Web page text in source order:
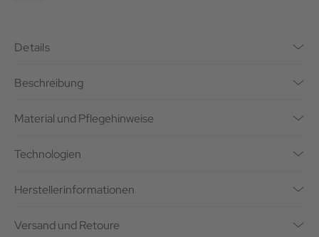
Details
Beschreibung
Material und Pflegehinweise
Technologien
Herstellerinformationen
Versand und Retoure